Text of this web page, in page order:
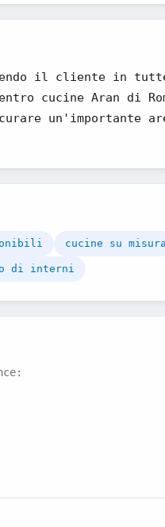
il cliente in
cucine Aran di
cucine su misura
di interni